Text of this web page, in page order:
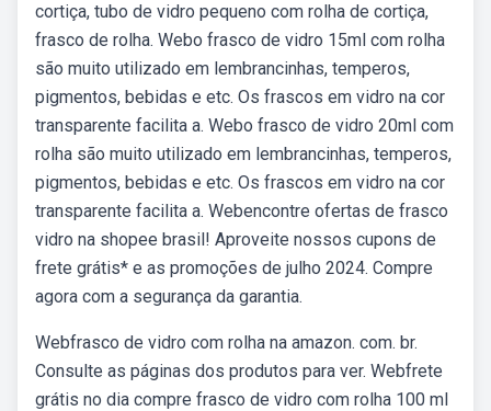
cortiça, tubo de vidro pequeno com rolha de cortiça,
frasco de rolha. Webo frasco de vidro 15ml com rolha
são muito utilizado em lembrancinhas, temperos,
pigmentos, bebidas e etc. Os frascos em vidro na cor
transparente facilita a. Webo frasco de vidro 20ml com
rolha são muito utilizado em lembrancinhas, temperos,
pigmentos, bebidas e etc. Os frascos em vidro na cor
transparente facilita a. Webencontre ofertas de frasco
vidro na shopee brasil! Aproveite nossos cupons de
frete grátis* e as promoções de julho 2024. Compre
agora com a segurança da garantia.
Webfrasco de vidro com rolha na amazon. com. br.
Consulte as páginas dos produtos para ver. Webfrete
grátis no dia compre frasco de vidro com rolha 100 ml